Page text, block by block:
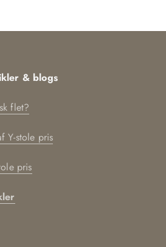
& blogs
flet?
Y-stole pris
pris